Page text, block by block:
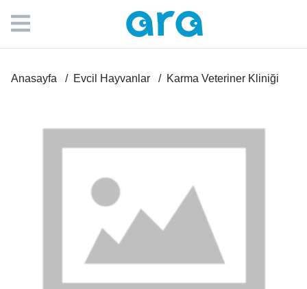
Anasayfa Evcil Hayvanlar Karma Veteriner Kliniği